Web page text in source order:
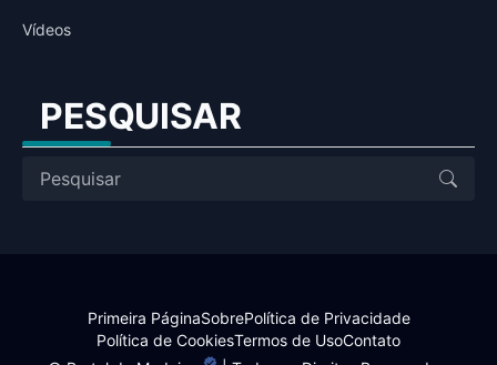
Vídeos
PESQUISAR
Primeira PáginaSobrePolítica de Privacidade
Política de CookiesTermos de UsoContato